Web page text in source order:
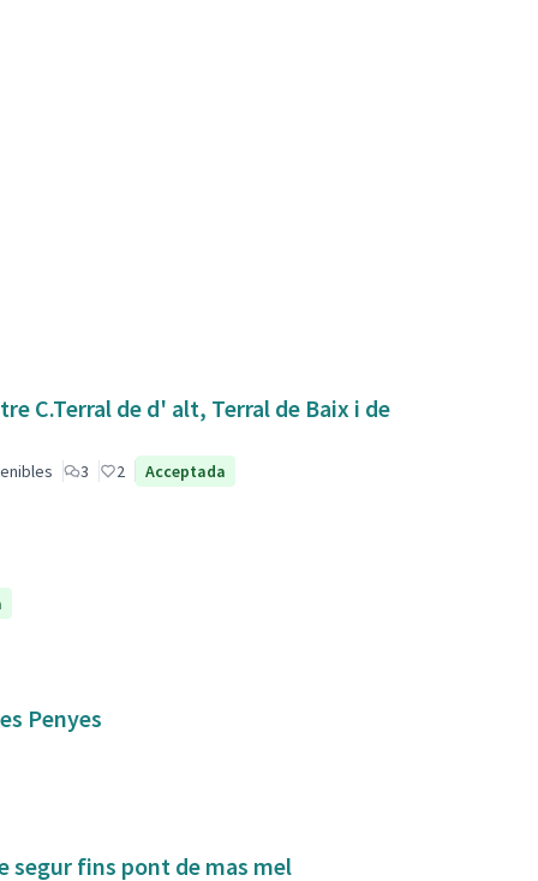
C.Terral de d' alt, Terral de Baix i de
3 2 Acceptada
Penyes
segur fins pont de mas mel